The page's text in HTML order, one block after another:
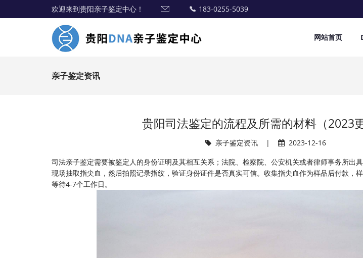
欢迎来到贵阳亲子鉴定中心！ 183-0255-5039
网站首页
亲子鉴定资讯
贵阳司法鉴定的流程及所需的材料（2023更
亲子鉴定资讯 |
2023-12-16
司法亲子鉴定需要被鉴定人的身份证明及其相互关系；法院、检察院、公安机关或者律师事务所出
现场抽取指尖血，然后拍照记录指纹，验证身份证件是否真实可信。收集指尖血作为样品后付款，
等待4-7个工作日。